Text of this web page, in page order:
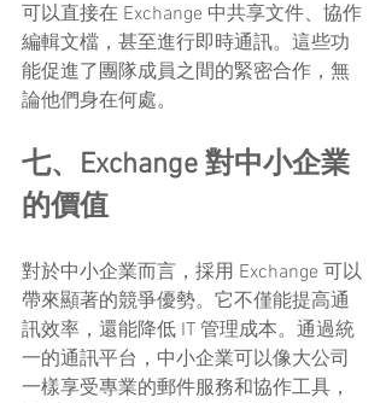
可以直接在 Exchange 中共享文件、協作
編輯文檔，甚至進行即時通訊。這些功
能促進了團隊成員之間的緊密合作，無
論他們身在何處。
七、Exchange 對中小企業
的價值
對於中小企業而言，採用 Exchange 可以
帶來顯著的競爭優勢。它不僅能提高通
訊效率，還能降低 IT 管理成本。通過統
一的通訊平台，中小企業可以像大公司
一樣享受專業的郵件服務和協作工具，